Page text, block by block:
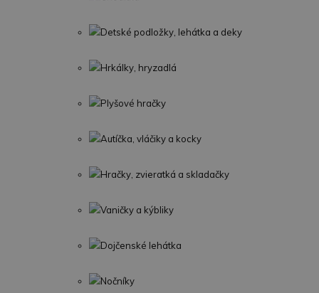
Detské podložky, lehátka a deky
Hrkálky, hryzadlá
Plyšové hračky
Autíčka, vláčiky a kocky
Hračky, zvieratká a skladačky
Vaničky a kýbliky
Dojčenské lehátka
Nočníky